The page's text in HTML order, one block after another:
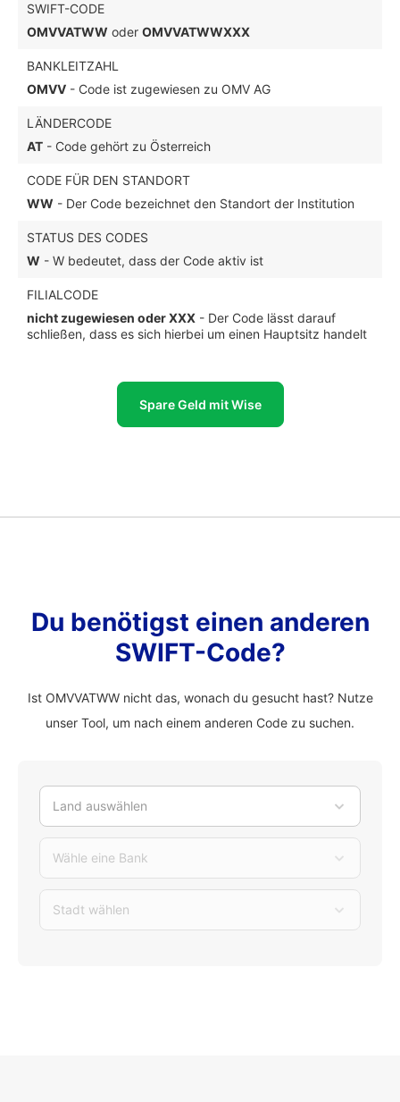
SWIFT-CODE
OMVVATWW oder OMVVATWWXXX
BANKLEITZAHL
OMVV - Code ist zugewiesen zu OMV AG
LÄNDERCODE
AT - Code gehört zu Österreich
CODE FÜR DEN STANDORT
WW - Der Code bezeichnet den Standort der Institution
STATUS DES CODES
W - W bedeutet, dass der Code aktiv ist
FILIALCODE
nicht zugewiesen oder XXX - Der Code lässt darauf
schließen, dass es sich hierbei um einen Hauptsitz handelt
Spare Geld mit Wise
Du benötigst einen anderen
SWIFT-Code?
Ist OMVVATWW nicht das, wonach du gesucht hast? Nutze
unser Tool, um nach einem anderen Code zu suchen.
Land auswählen
Wähle eine Bank
Stadt wählen